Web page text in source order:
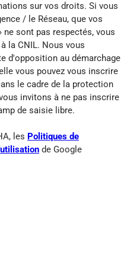
sur vos droits. Si vous
/ le Réseau, que vos
sont pas respectés, vous
la CNIL. Nous vous
d'opposition au démarchage
vous pouvez vous inscrire
le cadre de la protection
invitons à ne pas inscrire
de saisie libre.
les Politiques de
de Google